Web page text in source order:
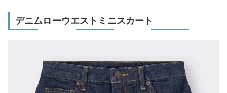
デニムローウエストミニスカート